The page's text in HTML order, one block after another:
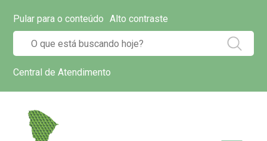
Pular para o conteúdo Alto contraste
Central de Atendimento